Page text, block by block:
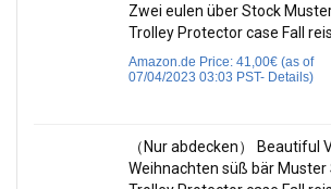
Zwei eulen über Stock
Trolley Protector case Fall
Amazon.de Price: 41,00€ (as of
07/04/2023 03:03 PST- Details)
（Nur abdecken） Beautiful
Weihnachten süß bär